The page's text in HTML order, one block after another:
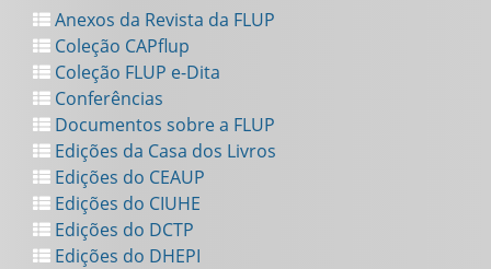
Anexos da Revista da FLUP
Coleção CAPflup
Coleção FLUP e-Dita
Conferências
Documentos sobre a FLUP
Edições da Casa dos Livros
Edições do CEAUP
Edições do CIUHE
Edições do DCTP
Edições do DHEPI